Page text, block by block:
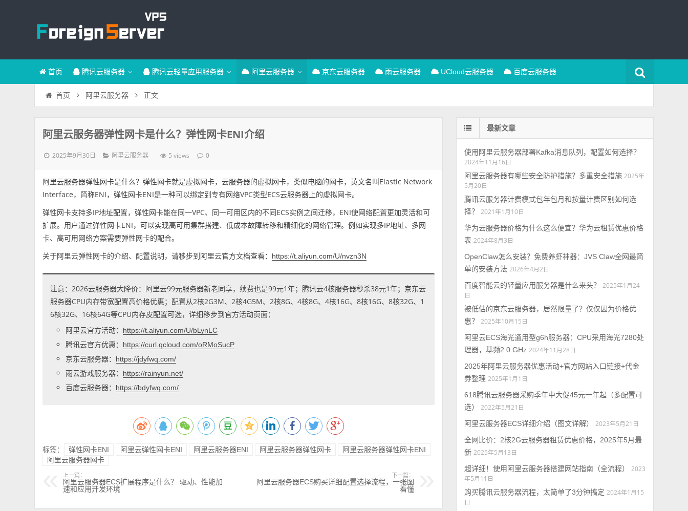
首页 腾讯云服务器 腾讯云轻量应用服务器 阿里云服务器 京东云服务器 雨云服务器 UCloud云服务器 百度云服务器
首页 阿里云服务器 正文
阿里云服务器弹性网卡是什么？弹性网卡ENI介绍
2025年9月30日 阿里云服务器 5 views 0
阿里云服务器弹性网卡是什么？弹性网卡就是虚拟网卡，云服务器的虚拟网卡，类似电脑的网卡，英文名叫Elastic Network
Interface，简称ENI，弹性网卡ENI是一种可以绑定到专有网络VPC类型ECS云服务器上的虚拟网卡。
弹性网卡支持多IP地址配置，弹性网卡能在同一VPC、同一可用区内的不同ECS实例之间迁移，ENI使网络配置更加灵活和可
扩展。用户通过弹性网卡ENI，可以实现高可用集群搭建、低成本故障转移和精细化的网络管理。例如实现多IP地址、多网
卡、高可用网络方案需要弹性网卡的配合。
关于阿里云弹性网卡的介绍、配置说明，请移步到阿里云官方文档查看：
https://t.aliyun.com/U/nvzn3N
注意：2026云服务器大降价：阿里云99元服务器新老同享，续费也是99元1年；腾讯云4核服务器秒杀38元1年；京东云
服务器CPU内存带宽配置高价格优惠；配置从2核2G3M、2核4G5M、2核8G、4核8G、4核16G、8核16G、8核32G、1
6核32G、16核64G等CPU内存皮配置可选，详细移步到官方活动页面：
阿里云官方活动：
https://t.aliyun.com/U/bLynLC
腾讯云官方优惠： https://curl.qcloud.com/oRMoSucP
京东云服务器： https://jdyfwq.com/
雨云游戏服务器： https://rainyun.net/
百度云服务器： https://bdyfwq.com/
标签： 弹性网卡ENI 阿里云弹性网卡ENI 阿里云服务器ENI 阿里云服务器弹性网卡
阿里云服务器弹性网卡ENI
阿里云服务器网卡
上一篇：
阿里云服务器ECS扩展程序是什么？ 驱动、性能加
速和应用开发环境
下一篇：
阿里云服务器ECS购买详细配置选择流程，一张图
看懂
最新文章
使用阿里云服务器部署Kafka消息队列，配置如何选择？
2024年11月16日
阿里云服务器有哪些安全防护措施？多重安全措施 2025年
5月20日
腾讯云服务器计费模式包年包月和按量计费区别如何选
择？
2021年1月10日
华为云服务器价格为什么这么便宜？华为云租赁优惠价格
表 2024年8月3日
OpenClaw怎么安装？免费养虾神器：JVS Claw全网最简
单的安装方法 2026年4月2日
百度智能云的轻量应用服务器是什么来头？
2025年1月24
日
被低估的京东云服务器，居然限量了？仅仅因为价格优
惠？
2025年10月15日
阿里云ECS海光通用型g6h服务器：CPU采用海光7280处
理器，基频2.0 GHz 2024年11月28日
2025年阿里云服务器优惠活动+官方网站入口链接+代金
券整理 2025年1月1日
618腾讯云服务器采购季年中大促45元一年起（多配置可
选）
2022年5月21日
阿里云服务器ECS详细介绍（图文详解）
2023年5月21日
全网比价：2核2G云服务器租赁优惠价格，2025年5月最
新 2025年5月13日
超详细！使用阿里云服务器搭建网站指南（全流程）
2023
年5月11日
购买腾讯云服务器流程，太简单了3分钟搞定 2024年1月15
日